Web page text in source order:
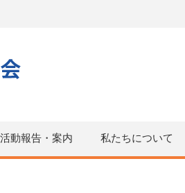
活動報告・案内 私たちについて